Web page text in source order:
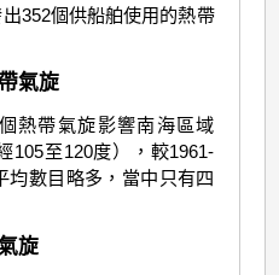
352個供船舶使用的熱帶
氣旋
熱帶氣旋影響南海區域
105至120度），較1961-
均數目略多，當中只有四
旋